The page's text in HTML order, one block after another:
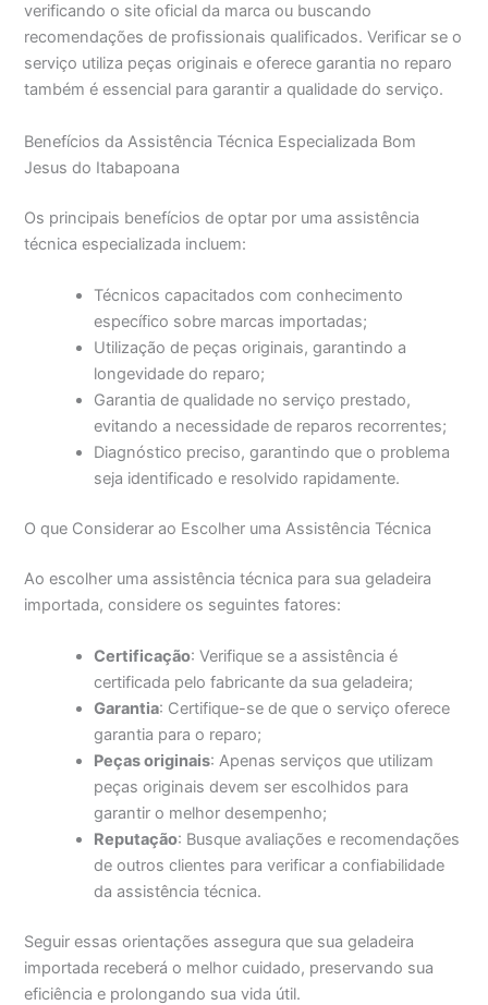
verificando o site oficial da marca ou buscando
recomendações de profissionais qualificados. Verificar se o
serviço utiliza peças originais e oferece garantia no reparo
também é essencial para garantir a qualidade do serviço.
Benefícios da Assistência Técnica Especializada Bom
Jesus do Itabapoana
Os principais benefícios de optar por uma assistência
técnica especializada incluem:
Técnicos capacitados com conhecimento
específico sobre marcas importadas;
Utilização de peças originais, garantindo a
longevidade do reparo;
Garantia de qualidade no serviço prestado,
evitando a necessidade de reparos recorrentes;
Diagnóstico preciso, garantindo que o problema
seja identificado e resolvido rapidamente.
O que Considerar ao Escolher uma Assistência Técnica
Ao escolher uma assistência técnica para sua geladeira
importada, considere os seguintes fatores:
Certificação: Verifique se a assistência é
certificada pelo fabricante da sua geladeira;
Garantia: Certifique-se de que o serviço oferece
garantia para o reparo;
Peças originais: Apenas serviços que utilizam
peças originais devem ser escolhidos para
garantir o melhor desempenho;
Reputação: Busque avaliações e recomendações
de outros clientes para verificar a confiabilidade
da assistência técnica.
Seguir essas orientações assegura que sua geladeira
importada receberá o melhor cuidado, preservando sua
eficiência e prolongando sua vida útil.